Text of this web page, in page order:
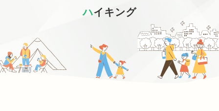
ハイキング